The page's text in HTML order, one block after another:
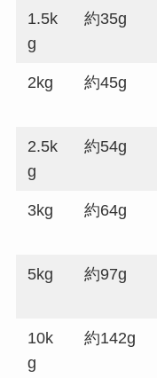
1.5k
g
約35g
2kg 約45g
2.5k
g
約54g
3kg 約64g
5kg 約97g
10k
g
約142g